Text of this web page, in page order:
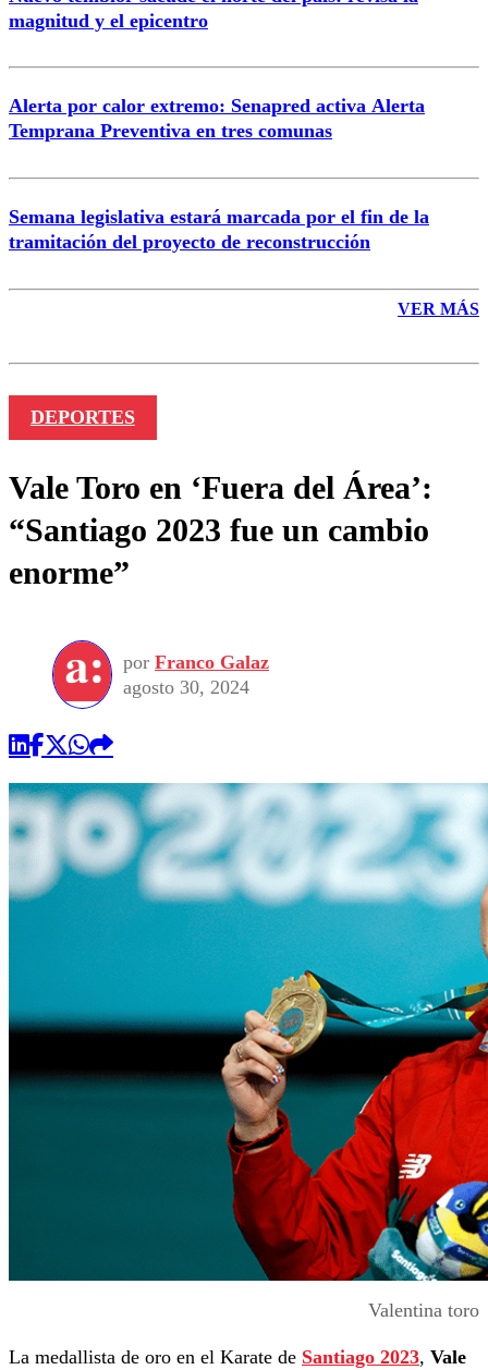
magnitud y el epicentro
Alerta por calor extremo: Senapred activa Alerta
Temprana Preventiva en tres comunas
Semana legislativa estará marcada por el fin de la
tramitación del proyecto de reconstrucción
VER MÁS
DEPORTES
Vale Toro en ‘Fuera del Área’:
“Santiago 2023 fue un cambio
enorme”
por Franco Galaz
agosto 30, 2024
Valentina toro
La medallista de oro en el Karate de Santiago 2023, Vale